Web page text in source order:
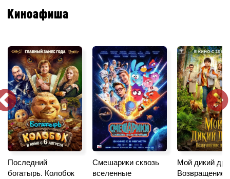
Киноафиша
Последний
богатырь. Колобок
Смешарики сквозь
вселенные
Мой дикий
Возвращение